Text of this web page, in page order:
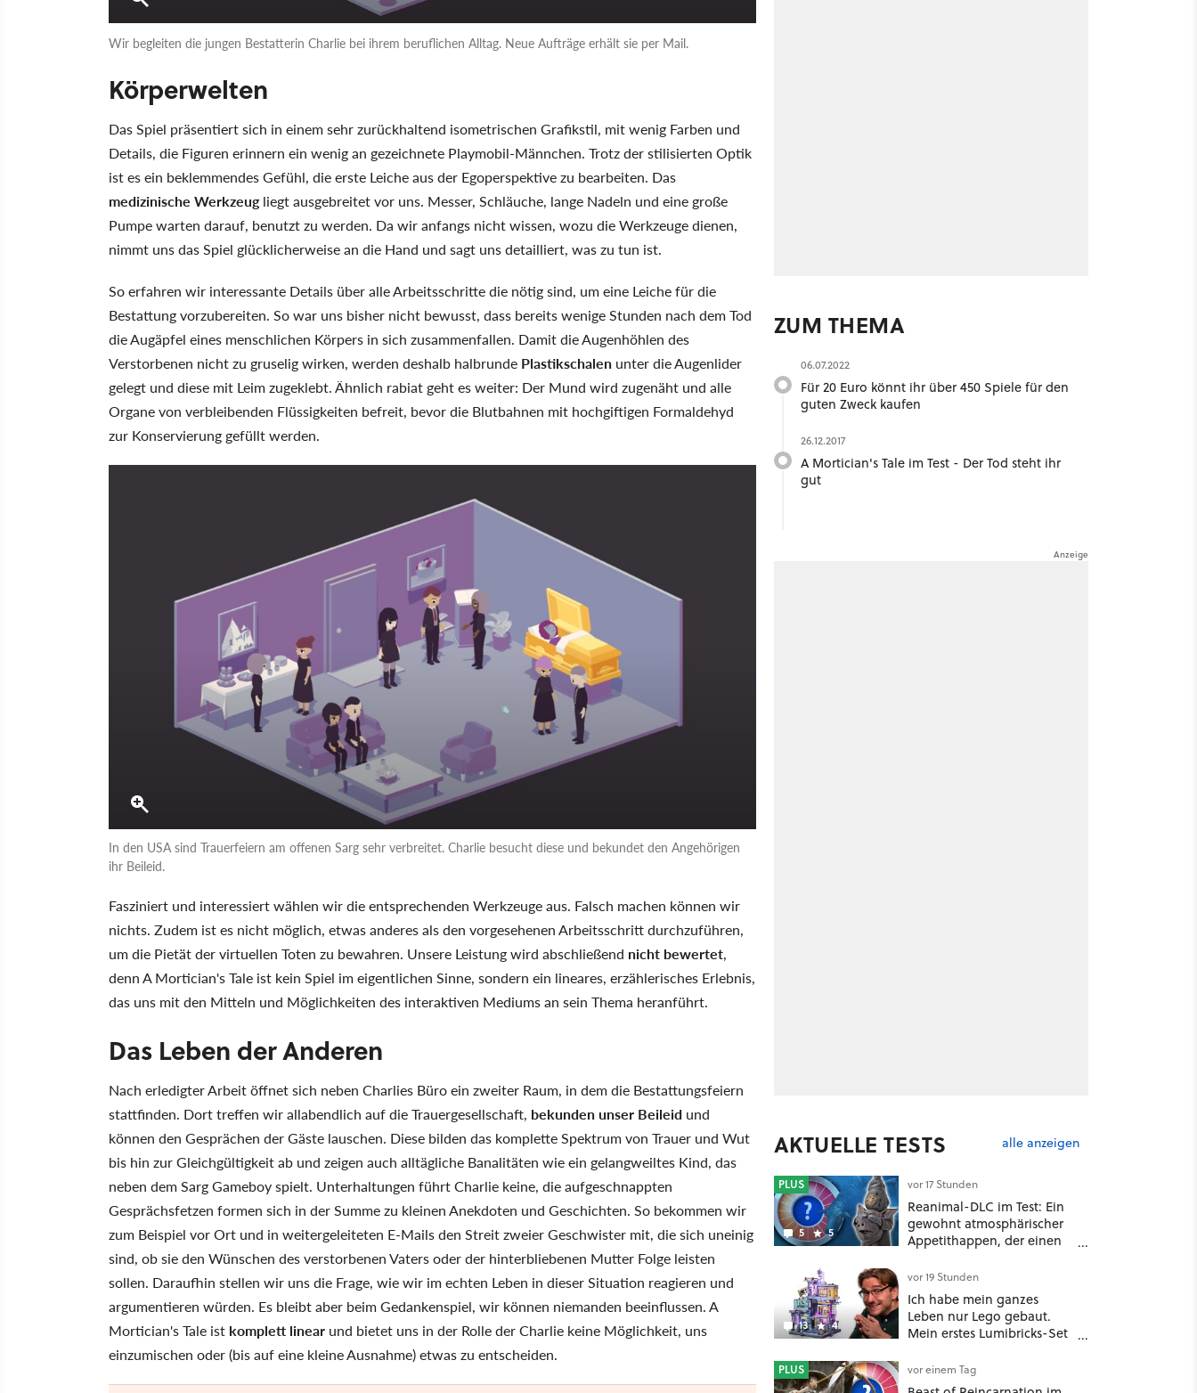
Wir begleiten die jungen Bestatterin Charlie bei ihrem beruflichen Alltag. Neue Aufträge erhält sie per Mail.
Körperwelten
Das Spiel präsentiert sich in einem sehr zurückhaltend isometrischen Grafikstil, mit wenig Farben und
Details, die Figuren erinnern ein wenig an gezeichnete Playmobil-Männchen. Trotz der stilisierten Optik
ist es ein beklemmendes Gefühl, die erste Leiche aus der Egoperspektive zu bearbeiten. Das
medizinische Werkzeugliegt ausgebreitet vor uns. Messer, Schläuche, lange Nadeln und eine große
Pumpe warten darauf, benutzt zu werden. Da wir anfangs nicht wissen, wozu die Werkzeuge dienen,
nimmt uns das Spiel glücklicherweise an die Hand und sagt uns detailliert, was zu tun ist.
So erfahren wir interessante Details über alle Arbeitsschritte die nötig sind, um eine Leiche für die
Bestattung vorzubereiten. So war uns bisher nicht bewusst, dass bereits wenige Stunden nach dem Tod
die Augäpfel eines menschlichen Körpers in sich zusammenfallen. Damit die Augenhöhlen des
Verstorbenen nicht zu gruselig wirken, werden deshalb halbrunde Plastikschalen unter die Augenlider
gelegt und diese mit Leim zugeklebt. Ähnlich rabiat geht es weiter: Der Mund wird zugenäht und alle
Organe von verbleibenden Flüssigkeiten befreit, bevor die Blutbahnen mit hochgiftigen Formaldehyd
zur Konservierung gefüllt werden.
In den USA sind Trauerfeiern am offenen Sarg sehr verbreitet. Charlie besucht diese und bekundet den Angehörigen
ihr Beileid.
Fasziniert und interessiert wählen wir die entsprechenden Werkzeuge aus. Falsch machen können wir
nichts. Zudem ist es nicht möglich, etwas anderes als den vorgesehenen Arbeitsschritt durchzuführen,
um die Pietät der virtuellen Toten zu bewahren. Unsere Leistung wird abschließend nicht bewertet,
denn A Mortician's Tale ist kein Spiel im eigentlichen Sinne, sondern ein lineares, erzählerisches Erlebnis,
das uns mit den Mitteln und Möglichkeiten des interaktiven Mediums an sein Thema heranführt.
Das Leben der Anderen
Nach erledigter Arbeit öffnet sich neben Charlies Büro ein zweiter Raum, in dem die Bestattungsfeiern
stattfinden. Dort treffen wir allabendlich auf die Trauergesellschaft, bekunden unser Beileid und
können den Gesprächen der Gäste lauschen. Diese bilden das komplette Spektrum von Trauer und Wut
bis hin zur Gleichgültigkeit ab und zeigen auch alltägliche Banalitäten wie ein gelangweiltes Kind, das
neben dem Sarg Gameboy spielt. Unterhaltungen führt Charlie keine, die aufgeschnappten
Gesprächsfetzen formen sich in der Summe zu kleinen Anekdoten und Geschichten. So bekommen wir
zum Beispiel vor Ort und in weitergeleiteten E-Mails den Streit zweier Geschwister mit, die sich uneinig
sind, ob sie den Wünschen des verstorbenen Vaters oder der hinterbliebenen Mutter Folge leisten
sollen. Daraufhin stellen wir uns die Frage, wie wir im echten Leben in dieser Situation reagieren und
argumentieren würden. Es bleibt aber beim Gedankenspiel, wir können niemanden beeinflussen. A
Mortician's Tale ist komplett linear und bietet uns in der Rolle der Charlie keine Möglichkeit, uns
einzumischen oder (bis auf eine kleine Ausnahme) etwas zu entscheiden.
ZUM THEMA
06.07.2022
Für 20 Euro könnt ihr über 450 Spiele für den
guten Zweck kaufen
26.12.2017
A Mortician's Tale im Test - Der Tod steht ihr
gut
AKTUELLE TESTS alle anzeigen
5 5
PLUS vor 17 Stunden
Reanimal-DLC im Test: Ein
gewohnt atmosphärischer
Appetithappen, der einen
Nachgeschmack hinterlässt
13 4
vor 19 Stunden
Ich habe mein ganzes
Leben nur Lego gebaut.
Mein erstes Lumibricks-Set
beeindruckt: Game Stack
im Test
PLUS vor einem Tag